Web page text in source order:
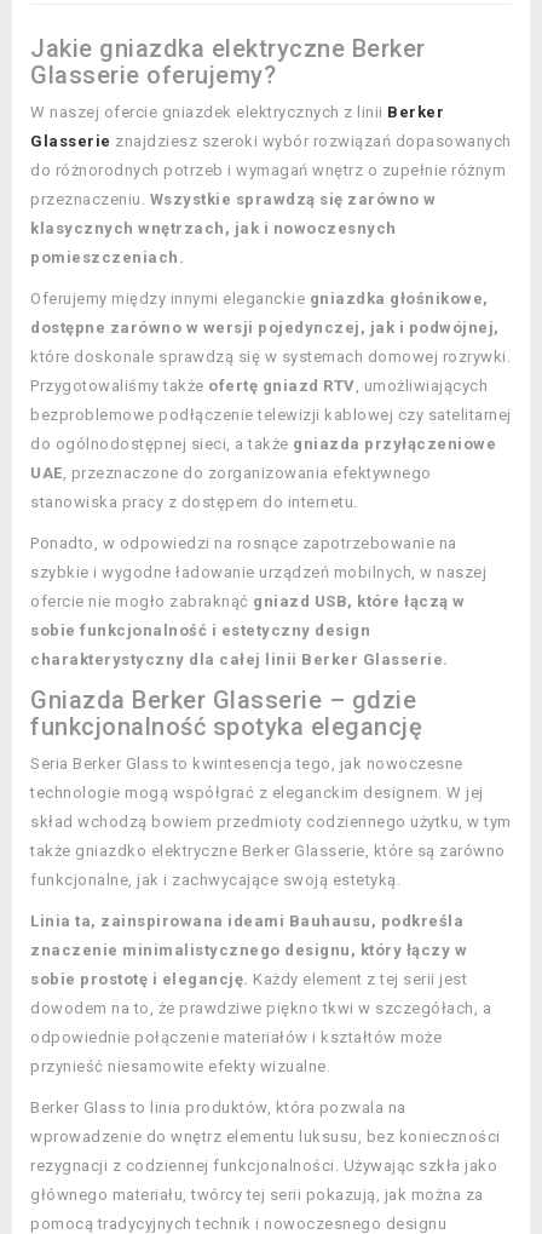
Jakie gniazdka elektryczne Berker
Glasserie oferujemy?
W naszej ofercie gniazdek elektrycznych z linii Berker
Glasserie znajdziesz szeroki wybór rozwiązań dopasowanych
do różnorodnych potrzeb i wymagań wnętrz o zupełnie różnym
przeznaczeniu. Wszystkie sprawdzą się zarówno w
klasycznych wnętrzach, jak i nowoczesnych
pomieszczeniach.
Oferujemy między innymi eleganckie gniazdka głośnikowe,
dostępne zarówno w wersji pojedynczej, jak i podwójnej,
które doskonale sprawdzą się w systemach domowej rozrywki.
Przygotowaliśmy także ofertę gniazd RTV, umożliwiających
bezproblemowe podłączenie telewizji kablowej czy satelitarnej
do ogólnodostępnej sieci, a także gniazda przyłączeniowe
UAE, przeznaczone do zorganizowania efektywnego
stanowiska pracy z dostępem do internetu.
Ponadto, w odpowiedzi na rosnące zapotrzebowanie na
szybkie i wygodne ładowanie urządzeń mobilnych, w naszej
ofercie nie mogło zabraknąć gniazd USB, które łączą w
sobie funkcjonalność i estetyczny design
charakterystyczny dla całej linii Berker Glasserie.
Gniazda Berker Glasserie – gdzie
funkcjonalność spotyka elegancję
Seria Berker Glass to kwintesencja tego, jak nowoczesne
technologie mogą współgrać z eleganckim designem. W jej
skład wchodzą bowiem przedmioty codziennego użytku, w tym
także gniazdko elektryczne Berker Glasserie, które są zarówno
funkcjonalne, jak i zachwycające swoją estetyką.
Linia ta, zainspirowana ideami Bauhausu, podkreśla
znaczenie minimalistycznego designu, który łączy w
sobie prostotę i elegancję. Każdy element z tej serii jest
dowodem na to, że prawdziwe piękno tkwi w szczegółach, a
odpowiednie połączenie materiałów i kształtów może
przynieść niesamowite efekty wizualne.
Berker Glass to linia produktów, która pozwala na
wprowadzenie do wnętrz elementu luksusu, bez konieczności
rezygnacji z codziennej funkcjonalności. Używając szkła jako
głównego materiału, twórcy tej serii pokazują, jak można za
pomocą tradycyjnych technik i nowoczesnego designu